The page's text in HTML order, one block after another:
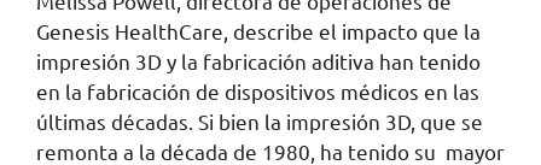
Genesis HealthCare, describe el impacto que la
impresión 3D y la fabricación aditiva han tenido
en la fabricación de dispositivos médicos en las
últimas décadas. Si bien la impresión 3D, que se
remonta a la década de 1980, ha tenido su mayor